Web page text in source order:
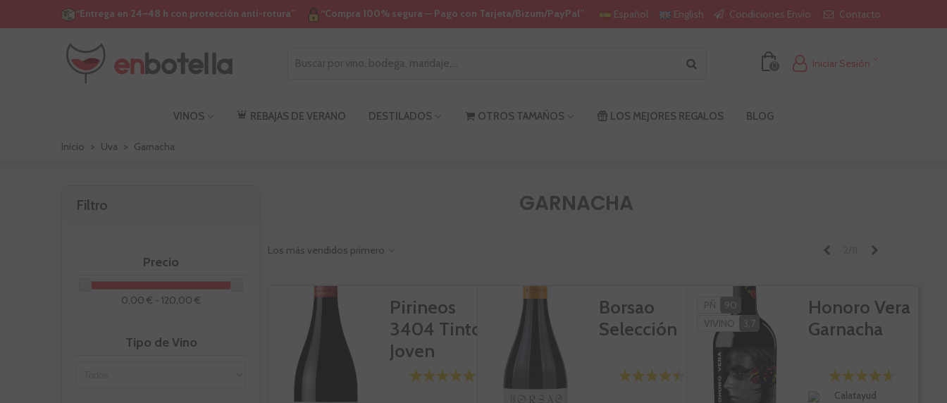
“Entrega en 24–48 h con protección anti-rotura” “Compra 100% segura — Pago con Tarjeta/Bizum/PayPal” Español English Condiciones Envío Contacto
0 Iniciar Sesión
VINOS REBAJAS DE VERANO DESTILADOS OTROS TAMAÑOS LOS MEJORES REGALOS BLOG
Inicio > Uva > Garnacha
Filtro
Precio
0,00 € - 120,00 €
Tipo de Vino
GARNACHA
Los más vendidos primero
Pirineos
3404 Tinto
Joven
Borsao
Selección
PÑ
90
VIVINO
3,7
Honoro Vera
Garnacha
Calatayud